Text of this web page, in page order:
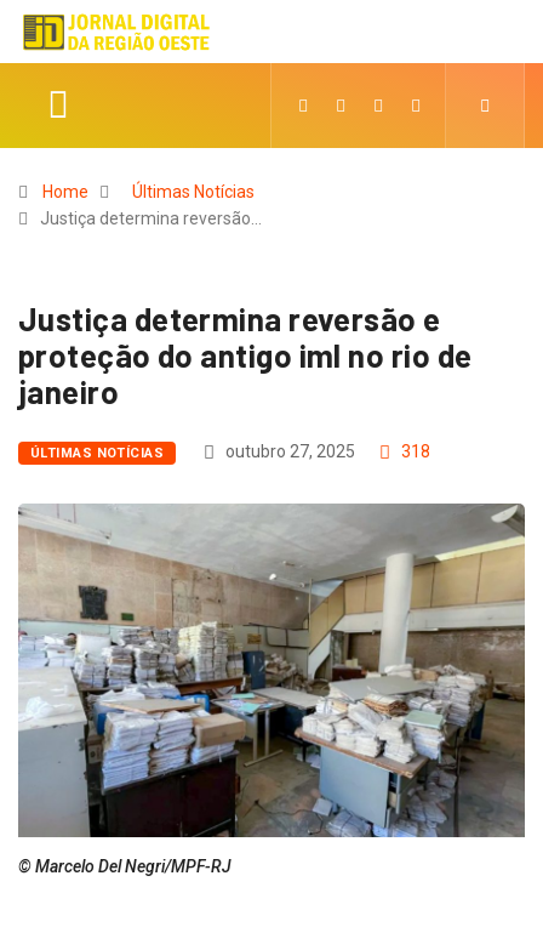
Home
Últimas Notícias
Justiça determina reversão…
Justiça determina reversão e
proteção do antigo iml no rio de
janeiro
ÚLTIMAS NOTÍCIAS outubro 27, 2025 318
© Marcelo Del Negri/MPF-RJ